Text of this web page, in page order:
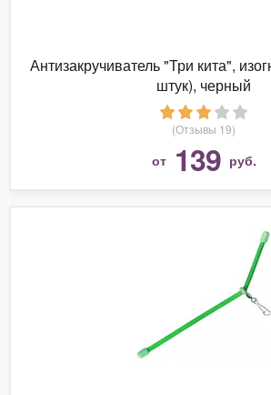
Антизакручиватель "Три кита",
штук), черный
(Отзывы 19)
от 139 руб.